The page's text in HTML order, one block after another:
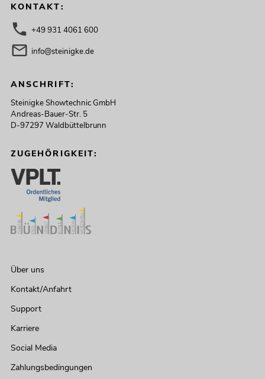
KONTAKT:
+49 931 4061 600
info@steinigke.de
ANSCHRIFT:
Steinigke Showtechnic GmbH
Andreas-Bauer-Str. 5
D-97297 Waldbüttelbrunn
ZUGEHÖRIGKEIT:
Über uns
Kontakt/Anfahrt
Support
Karriere
Social Media
Zahlungsbedingungen